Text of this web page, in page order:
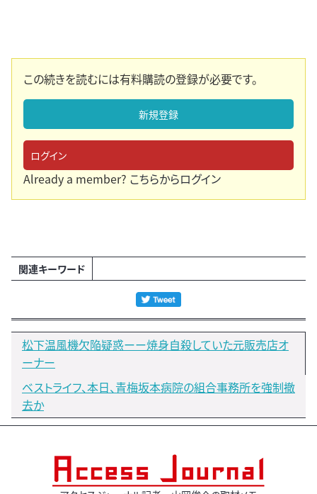
この続きを読むには有料購読の登録が必要です。
新規登録
ログイン
Already a member? こちらからログイン
関連キーワード
松下温風機欠陥疑惑ーー焼身自殺していた元販売店オ
ーナー
ベストライフ、本日、青梅坂本病院の組合事務所を強制撤
去か